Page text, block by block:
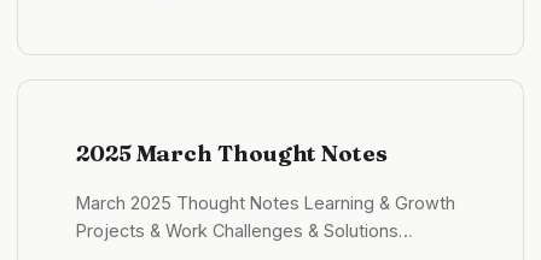
修改游戏规则，其实哪怕是偏远的郊区独栋别墅通勤
格物/城市观察 K字签证：吸引全球STEM人才的新
策略 2025 年 10 月01 日 - 09:35:52 K 字签证 针对
界的内省与反思。 格物：向外探究，关于物与事的
思考，包括 AI 、软件工程、产品设计、商业模式等
感，想法和金句。 后面可以适当的再加一个标签，
比如说项目的名称。 #格物/flomo 科技狂奔与人性
缓行：我们跟得上 AI 吗？ 2025 年 09 月01 日 -
08:36:02 不免有些恐慌：AI 发展的这么快，我们这
2025 March Thought Notes
March 2025 Thought Notes Learning & Growth
Projects & Work Challenges & Solutions